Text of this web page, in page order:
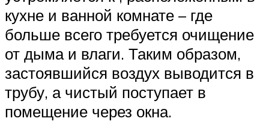
кухне и ванной комнате – где
больше всего требуется очищение
от дыма и влаги. Таким образом,
застоявшийся воздух выводится в
трубу, а чистый поступает в
помещение через окна.